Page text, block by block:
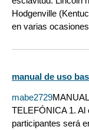
Hodgenville
en varias
manual de uso
mabe2729
TELEFÓNICA 1. Al
participantes será